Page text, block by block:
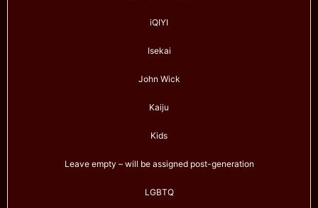
iQIYI
Isekai
John Wick
Kaiju
Kids
Leave empty – will be assigned post-generation
LGBTQ